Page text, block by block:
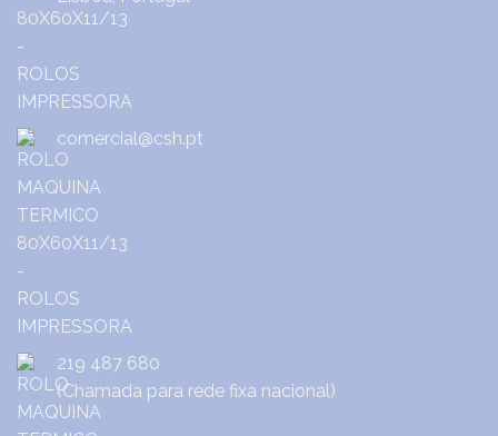
comercial@csh.pt
219 487 680
(Chamada para rede fixa nacional)